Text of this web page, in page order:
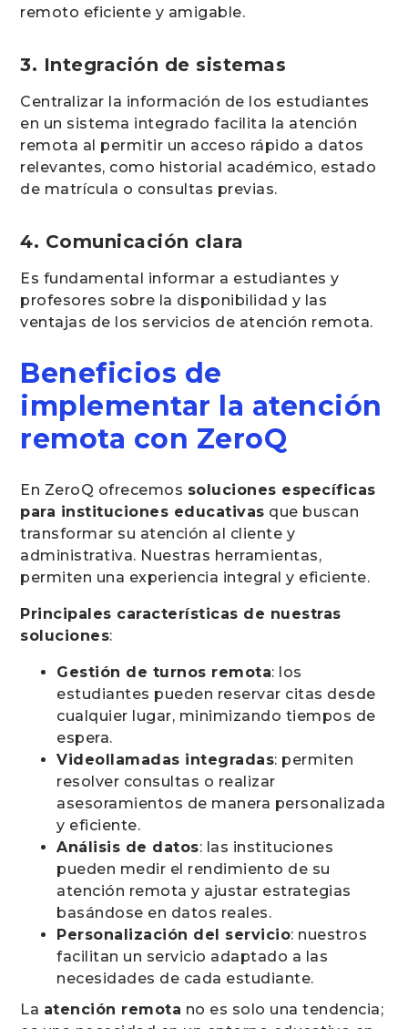
remoto eficiente y amigable.
3. Integración de sistemas
Centralizar la información de los estudiantes
en un sistema integrado facilita la atención
remota al permitir un acceso rápido a datos
relevantes, como historial académico, estado
de matrícula o consultas previas.
4. Comunicación clara
Es fundamental informar a estudiantes y
profesores sobre la disponibilidad y las
ventajas de los servicios de atención remota.
Beneficios de
implementar la atención
remota con ZeroQ
En ZeroQ ofrecemos soluciones específicas
para instituciones educativas que buscan
transformar su atención al cliente y
administrativa. Nuestras herramientas,
permiten una experiencia integral y eficiente.
Principales características de nuestras
soluciones:
Gestión de turnos remota: los
estudiantes pueden reservar citas desde
cualquier lugar, minimizando tiempos de
espera.
Videollamadas integradas: permiten
resolver consultas o realizar
asesoramientos de manera personalizada
y eficiente.
Análisis de datos: las instituciones
pueden medir el rendimiento de su
atención remota y ajustar estrategias
basándose en datos reales.
Personalización del servicio: nuestros
facilitan un servicio adaptado a las
necesidades de cada estudiante.
La atención remota no es solo una tendencia;